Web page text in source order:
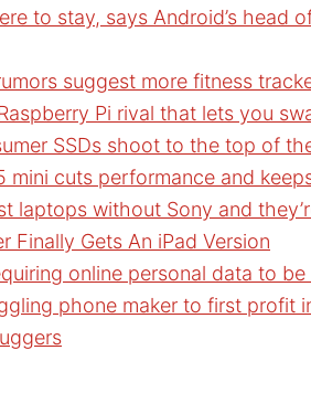
to stay, says Android’s head
suggest more fitness
Pi rival that lets you
SSDs shoot to the top of
mini cuts performance and
laptops without Sony and
Finally Gets An iPad Version
online personal data to
phone maker to first profit